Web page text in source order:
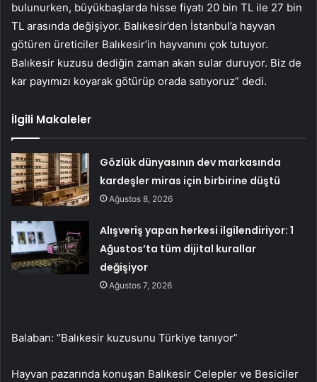
bulunurken, büyükbaşlarda hisse fiyatı 20 bin TL ile 27 bin
TL arasında değişiyor. Balıkesir’den İstanbul’a hayvan
götüren üreticiler Balıkesir’in hayvanını çok tutuyor.
Balıkesir kuzusu dediğin zaman akan sular duruyor. Biz de
kar payımızı koyarak götürüp orada satıyoruz” dedi.
İlgili Makaleler
Gözlük dünyasının dev markasında
kardeşler miras için birbirine düştü
Ağustos 8, 2026
Alışveriş yapan herkesi ilgilendiriyor: 1
Ağustos’ta tüm dijital kurallar
değişiyor
Ağustos 7, 2026
Balaban: “Balıkesir kuzusunu Türkiye tanıyor”
Hayvan pazarında konuşan Balıkesir Celepler ve Besiciler